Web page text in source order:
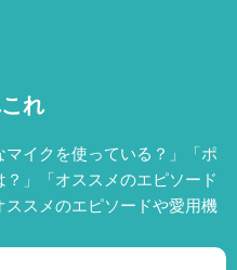
れ
マイクを使っている？」「ポ
」「オススメのエピソード
ススメのエピソードや愛用機